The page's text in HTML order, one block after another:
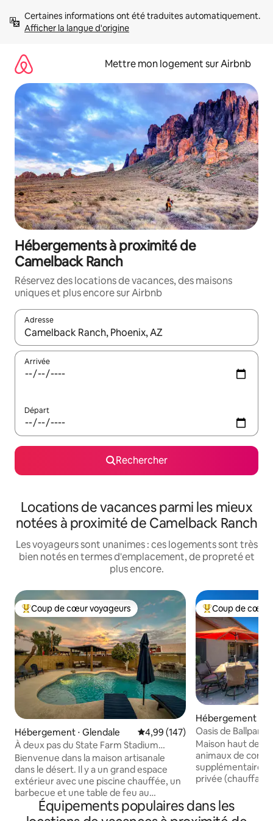
directement
Afficher la langue d'origine
Mettre mon logement sur Airbnb
Hébergements à proximité de
Camelback Ranch
Réservez des locations de vacances, des maisons
uniques et plus encore sur Airbnb
Adresse
Lorsque les résultats s'affichent, utilisez les flèches vers le
Arrivée
Départ
Rechercher
Locations de vacances parmi les mieux
notées à proximité de Camelback Ranch
Les voyageurs sont unanimes : ces logements sont très
bien notés en termes d'emplacement, de propreté et
plus encore.
Coups de cœur voyageurs les plus appréciés
Coup de cœur voyageurs
Hébergement ⋅ Glendale Évaluation moyenne sur la
4,99 (147)
À deux pas du State Farm Stadium
Piscine chauffée incluse
Bienvenue dans la maison artisanale
dans le désert. Il y a un grand espace
extérieur avec une piscine chauffée, un
barbecue et une table de feu au
propane. Le chauffage de la piscine est
inclus dans le coût de votre séjour
Coups de cœur
Coup de cœur
Hébergement ⋅
rk
Oasis de Ballpark
Maison haut de
animaux de
supplémentaires
privée (chauffage
3 chambres avec
bain, un salon
Équipements populaires dans les